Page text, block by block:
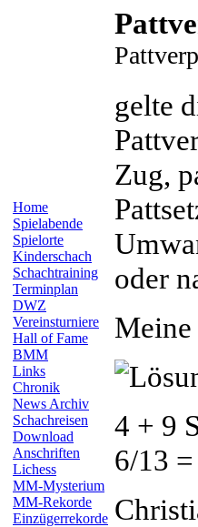
Home
Spielabende
Spielorte
Kinderschach
Schachtraining
Terminplan
DWZ
Vereinsturniere
Hall of Fame
BMM
Links
Chronik
News Archiv
Schachreisen
Download
Anschriften
Lichess
MM-Mysterium
MM-Rekorde
Einzügerrekorde
gelte
Zug,
oder
4 + 9
6/13